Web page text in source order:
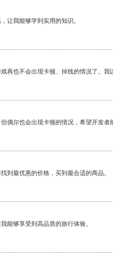
让我能够学到实用的知识。
再也不会出现卡顿、掉线的情况了。
偶尔也会出现卡顿的情况，希望开发者
到最优惠的价格，买到最合适的商品。
能够享受到高品质的旅行体验。